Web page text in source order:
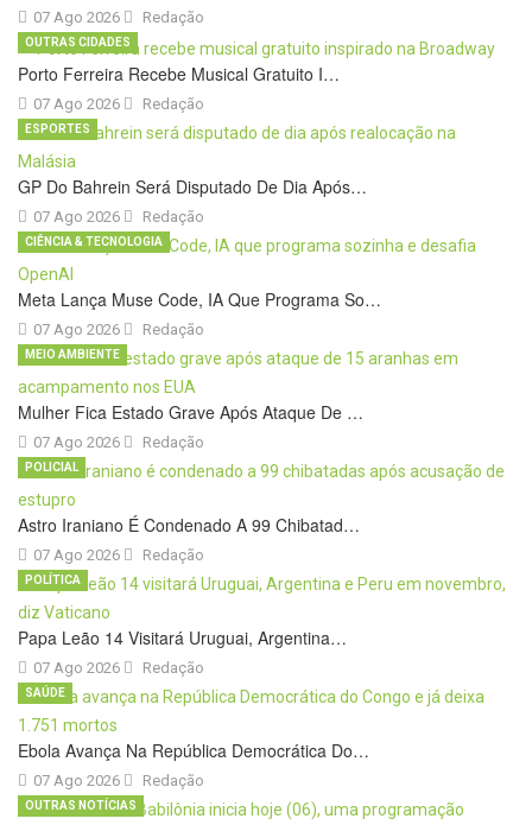
07 Ago 2026 Redação
Porto Ferreira Recebe Musical Gratuito I…
07 Ago 2026
OUTRAS CIDADES
Redação
GP Do Bahrein Será Disputado De Dia Após…
07 Ago 2026
ESPORTES
Redação
Meta Lança Muse Code, IA Que Programa So…
07 Ago 2026
CIÊNCIA & TECNOLOGIA
Redação
Mulher Fica Estado Grave Após Ataque De …
07 Ago 2026
MEIO AMBIENTE
Redação
Astro Iraniano É Condenado A 99 Chibatad…
07 Ago 2026
POLICIAL
Redação
Papa Leão 14 Visitará Uruguai, Argentina…
07 Ago 2026
POLÍTICA
Redação
Ebola Avança Na República Democrática Do…
07 Ago 2026
SAÚDE
Redação
OUTRAS NOTÍCIAS